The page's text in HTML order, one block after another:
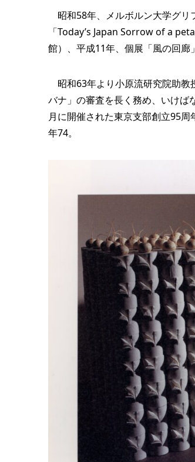
昭和58年、メルボルン大学グリ
「Today’s Japan Sorrow of a
館）、平成11年、個展「風の回廊
昭和63年より小原流研究院助教
バナ」の審査を長く務め、いけば
月に開催された東京支部創立95
年74。